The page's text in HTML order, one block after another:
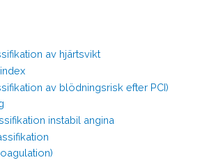
av hjärtsvikt
av blödningsrisk efter PCI)
instabil angina